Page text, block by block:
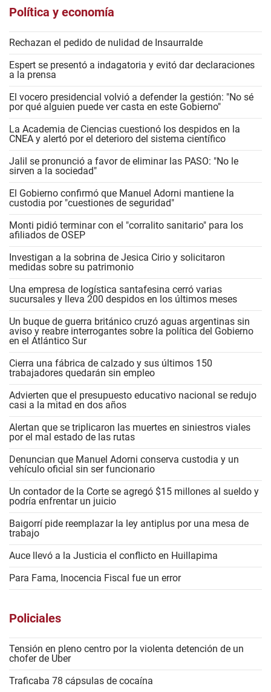
Política y economía
Rechazan el pedido de nulidad de Insaurralde
Espert se presentó a indagatoria y evitó dar declaraciones
a la prensa
El vocero presidencial volvió a defender la gestión: "No sé
por qué alguien puede ver casta en este Gobierno"
La Academia de Ciencias cuestionó los despidos en la
CNEA y alertó por el deterioro del sistema científico
Jalil se pronunció a favor de eliminar las PASO: "No le
sirven a la sociedad"
El Gobierno confirmó que Manuel Adorni mantiene la
custodia por "cuestiones de seguridad"
Monti pidió terminar con el "corralito sanitario" para los
afiliados de OSEP
Investigan a la sobrina de Jesica Cirio y solicitaron
medidas sobre su patrimonio
Una empresa de logística santafesina cerró varias
sucursales y lleva 200 despidos en los últimos meses
Un buque de guerra británico cruzó aguas argentinas sin
aviso y reabre interrogantes sobre la política del Gobierno
en el Atlántico Sur
Cierra una fábrica de calzado y sus últimos 150
trabajadores quedarán sin empleo
Advierten que el presupuesto educativo nacional se redujo
casi a la mitad en dos años
Alertan que se triplicaron las muertes en siniestros viales
por el mal estado de las rutas
Denuncian que Manuel Adorni conserva custodia y un
vehículo oficial sin ser funcionario
Un contador de la Corte se agregó $15 millones al sueldo y
podría enfrentar un juicio
Baigorrí pide reemplazar la ley antiplus por una mesa de
trabajo
Auce llevó a la Justicia el conflicto en Huillapima
Para Fama, Inocencia Fiscal fue un error
Policiales
Tensión en pleno centro por la violenta detención de un
chofer de Uber
Traficaba 78 cápsulas de cocaína